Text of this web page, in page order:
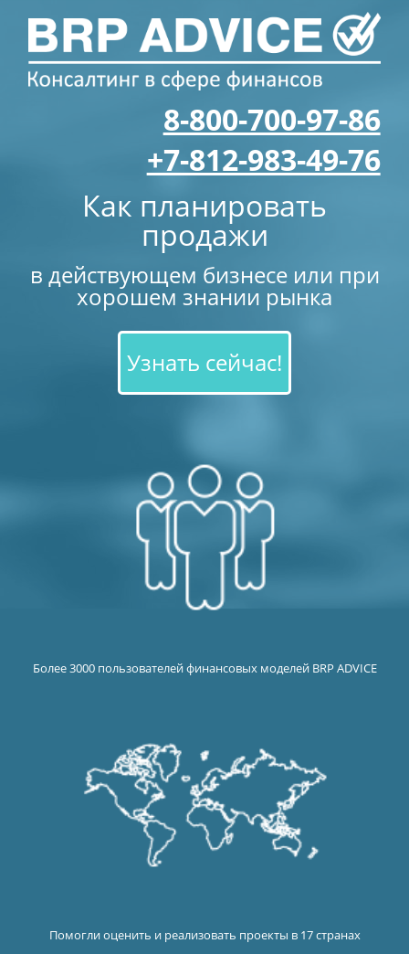
8-800-700-97-86
+7-812-983-49-76
Как планировать
продажи
в действующем бизнесе или при
хорошем знании рынка
Узнать сейчас!
Более 3000 пользователей финансовых моделей BRP ADVICE
Помогли оценить и реализовать проекты в 17 странах